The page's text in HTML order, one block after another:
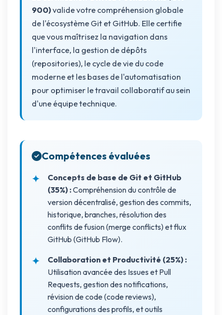
900)valide votre compréhension globale
de l'écosystème Git et GitHub. Elle certifie
que vous maîtrisez la navigation dans
l'interface, la gestion de dépôts
(repositories), le cycle de vie du code
moderne et les bases de l'automatisation
pour optimiser le travail collaboratif au sein
d'une équipe technique.
Compétences évaluées
Concepts de base de Git et GitHub
(35%) :Compréhension du contrôle de
version décentralisé, gestion des commits,
historique, branches, résolution des
conflits de fusion (merge conflicts) et flux
GitHub (GitHub Flow).
Collaboration et Productivité (25%) :
Utilisation avancée des Issues et Pull
Requests, gestion des notifications,
révision de code (code reviews),
configurations des profils, et outils